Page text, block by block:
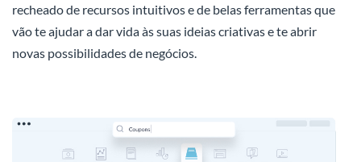
recheado de recursos intuitivos e de belas ferramentas que
vão te ajudar a dar vida às suas ideias criativas e te abrir
novas possibilidades de negócios.